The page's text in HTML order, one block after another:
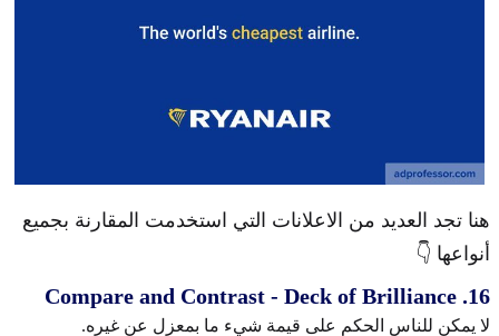
هنا تجد العديد من الاعلانات التي استخدمت المقارنة بجميع
أنواعها 👇
16. Compare and Contrast - Deck of Brilliance
لا يمكن للناس الحكم على قيمة شيء ما بمعزل عن غيره.